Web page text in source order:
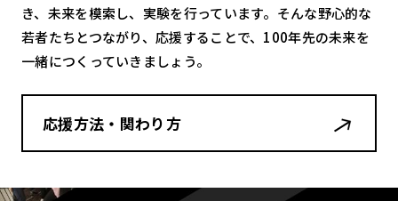
き、未来を模索し、実験を行っています。そんな野心的な
若者たちとつながり、応援することで、100年先の未来を
一緒につくっていきましょう。
応援方法・関わり方